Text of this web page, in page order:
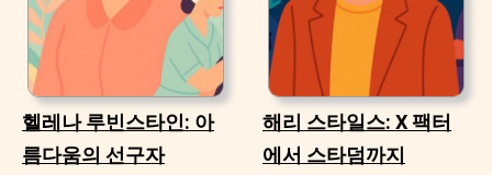
헬레나 루빈스타인: 아
름다움의 선구자
해리 스타일스: X 팩터
에서 스타덤까지